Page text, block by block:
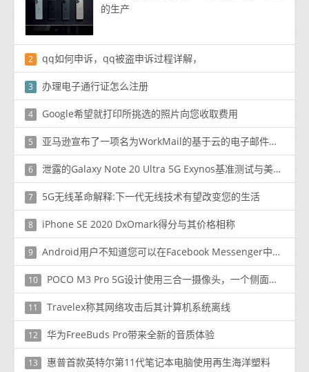
的生产
2 qq如何申诉，qq被盗申诉过程详解，
3 办理电子通行证怎么注册
4 Google希望就打印所挑选的照片向您收取费用
5 亚马逊宣布了一项名为WorkMail的基于云的电子邮件和日历服务
6 泄露的Galaxy Note 20 Ultra 5G Exynos基准测试与美国版本存在重大差异
7 5G无线革命解释:下一代无线技术有望改变您的生活
8 iPhone SE 2020 DxOmark得分与其价格相称
9 Android用户不知道您可以在Facebook Messenger中启用暗模式
10 POCO M3 Pro 5G设计使用三合一摄像头，一个侧面安装的指纹扫描仪，并在全新渲染器中显示更多功能
11 Travelex称其网络攻击后其计算机系统离线
12 华为FreeBuds Pro带来全新的音质体验
13 惠普首款英特尔第11代笔记本电脑使用再生海洋塑料